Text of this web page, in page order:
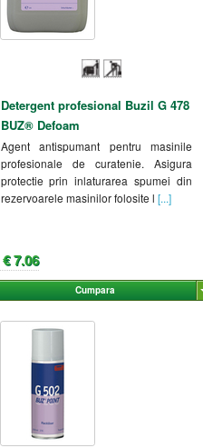
Detergent profesional Buzil G 478
BUZ® Defoam
Agent antispumant pentru masinile
profesionale de curatenie. Asigura
protectie prin inlaturarea spumei din
rezervoarele masinilor folosite l [...]
€ 7.06
Cumpara